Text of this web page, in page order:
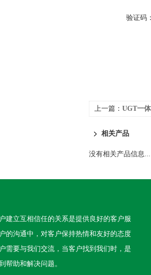
验证码
上一篇： UGT一
相关产品
没有相关产品信息...
建立互相信任的关系是提供良好的客户服
的沟通中，对客户保持热情和友好的态度
需要与我们交流，当客户找到我们时，是
帮助和解决问题。